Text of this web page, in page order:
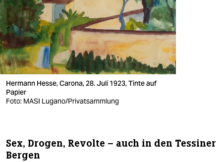
Hermann Hesse, Carona, 28. Juli 1923, Tinte auf
Papier
Foto: MASI Lugano/Privatsammlung
Sex, Drogen, Revolte – auch in den Tessiner
Bergen